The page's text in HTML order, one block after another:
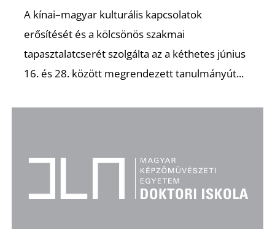
A kínai–magyar kulturális kapcsolatok
erősítését és a kölcsönös szakmai
tapasztalatcserét szolgálta az a kéthetes június
16. és 28. között megrendezett tanulmányút...